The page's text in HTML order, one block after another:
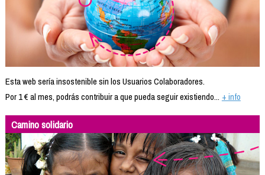
Esta web sería insostenible sin los Usuarios Colaboradores.
Por 1 € al mes, podrás contribuir a que pueda seguir existiendo... + info
Camino solidario